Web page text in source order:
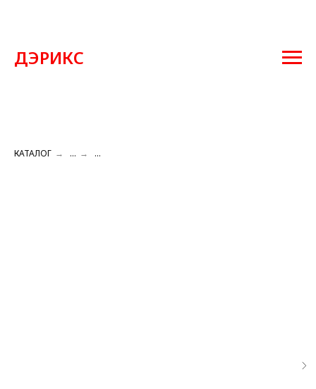
ДЭРИКС
КАТАЛОГ → ... → ...